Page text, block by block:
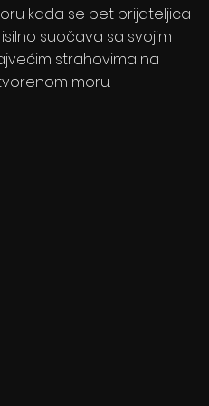
kada se pet prijateljica
suočava sa svojim
strahovima na
moru.